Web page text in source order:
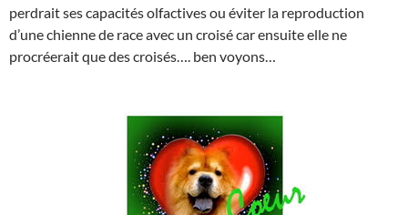
perdrait ses capacités olfactives ou éviter la reproduction
d’une chienne de race avec un croisé car ensuite elle ne
procréerait que des croisés…. ben voyons…